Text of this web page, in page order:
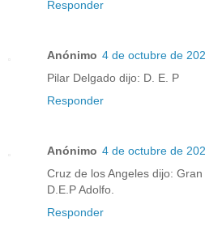
Responder
Anónimo 4 de octubre de
Pilar Delgado dijo: D. E. P
Responder
Anónimo 4 de octubre de
Cruz de los Angeles dijo:
D.E.P Adolfo.
Responder